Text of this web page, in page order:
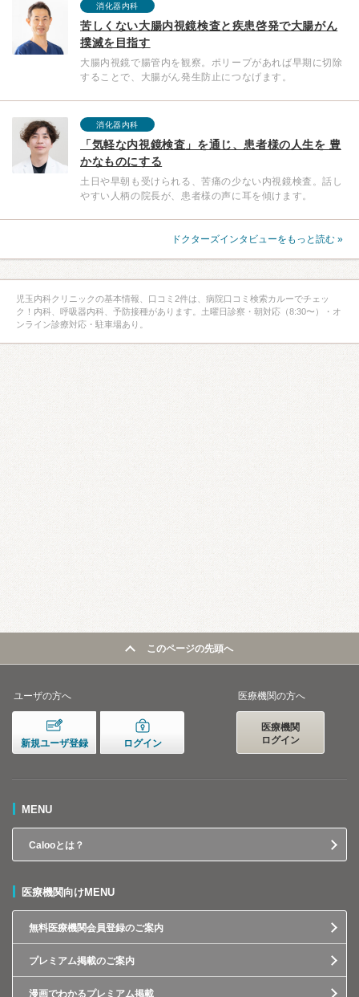
消化器内科
苦しくない大腸内視鏡検査と疾患啓発で大腸がん
撲滅を目指す
大腸内視鏡で腸管内を観察。ポリープがあれば早期に切除
することで、大腸がん発生防止につなげます。
消化器内科
「気軽な内視鏡検査」を通じ、患者様の人生を 豊
かなものにする
土日や早朝も受けられる、苦痛の少ない内視鏡検査。話し
やすい人柄の院長が、患者様の声に耳を傾けます。
ドクターズインタビューをもっと読む »
児玉内科クリニックの基本情報、口コミ2件は、病院口コミ検索カルーでチェッ
ク！内科、呼吸器内科、予防接種があります。土曜日診察・朝対応（8:30〜）・オ
ンライン診療対応・駐車場あり。
このページの先頭へ
ユーザの方へ
新規ユーザ登録 ログイン
医療機関の方へ
医療機関
ログイン
MENU
Calooとは？
医療機関向けMENU
無料医療機関会員登録のご案内
プレミアム掲載のご案内
漫画でわかるプレミアム掲載